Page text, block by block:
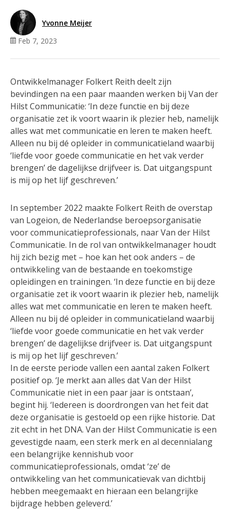
Yvonne Meijer
Feb 7, 2023
Ontwikkelmanager Folkert Reith deelt zijn
bevindingen na een paar maanden werken bij Van der
Hilst Communicatie: ‘In deze functie en bij deze
organisatie zet ik voort waarin ik plezier heb, namelijk
alles wat met communicatie en leren te maken heeft.
Alleen nu bij dé opleider in communicatieland waarbij
‘liefde voor goede communicatie en het vak verder
brengen’ de dagelijkse drijfveer is. Dat uitgangspunt
is mij op het lijf geschreven.’
In september 2022 maakte Folkert Reith de overstap
van Logeion, de Nederlandse beroepsorganisatie
voor communicatieprofessionals, naar Van der Hilst
Communicatie. In de rol van ontwikkelmanager houdt
hij zich bezig met – hoe kan het ook anders – de
ontwikkeling van de bestaande en toekomstige
opleidingen en trainingen. ‘In deze functie en bij deze
organisatie zet ik voort waarin ik plezier heb, namelijk
alles wat met communicatie en leren te maken heeft.
Alleen nu bij dé opleider in communicatieland waarbij
‘liefde voor goede communicatie en het vak verder
brengen’ de dagelijkse drijfveer is. Dat uitgangspunt
is mij op het lijf geschreven.’
In de eerste periode vallen een aantal zaken Folkert
positief op. ‘Je merkt aan alles dat Van der Hilst
Communicatie niet in een paar jaar is ontstaan’,
begint hij. ‘Iedereen is doordrongen van het feit dat
deze organisatie is gestoeld op een rijke historie. Dat
zit echt in het DNA. Van der Hilst Communicatie is een
gevestigde naam, een sterk merk en al decennialang
een belangrijke kennishub voor
communicatieprofessionals, omdat ‘ze’ de
ontwikkeling van het communicatievak van dichtbij
hebben meegemaakt en hieraan een belangrijke
bijdrage hebben geleverd.’